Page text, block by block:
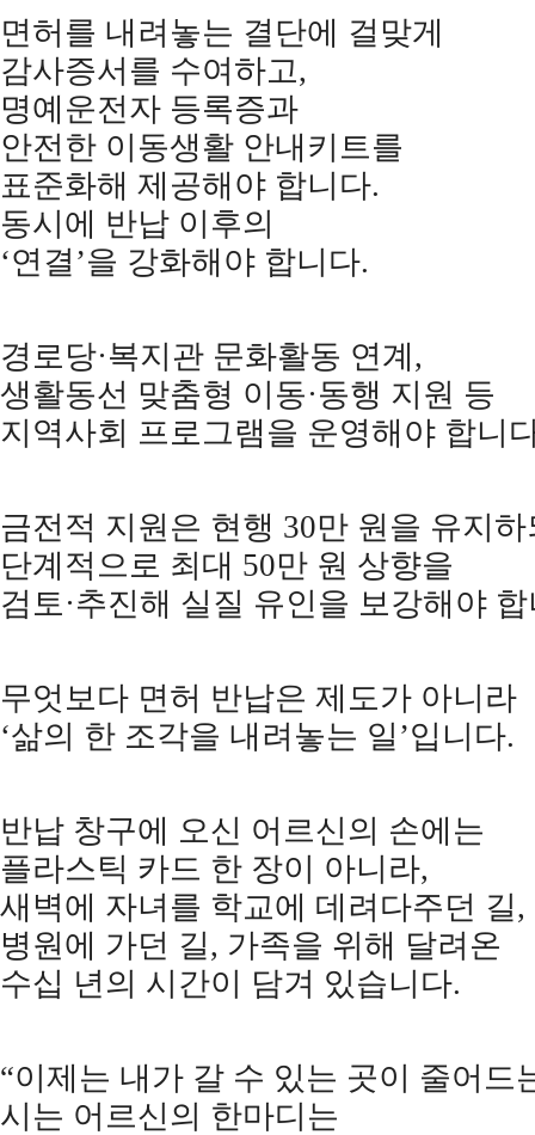
면허를 내려놓는 결단에 걸맞게
감사증서를 수여하고,
명예운전자 등록증과
안전한 이동생활 안내키트를
표준화해 제공해야 합니다.
동시에 반납 이후의
‘연결 ’을 강화해야 합니다.
경로당·복지관 문화활동 연계 ,
생활동선 맞춤형 이동·동행 지원 등
지역사회 프로그램을 운영해야 합니
금전적 지원은 현행 30만 원을 유지하
단계적으로 최대 50만 원 상향을
검토·추진해 실질 유인을 보강해야
무엇보다 면허 반납은 제도가 아니라
‘삶의 한 조각을 내려놓는 일 ’입니다.
반납 창구에 오신 어르신의 손에는
플라스틱 카드 한 장이 아니라,
새벽에 자녀를 학교에 데려다주던 길,
병원에 가던 길, 가족을 위해 달려온
수십 년의 시간이 담겨 있습니다.
“이제는 내가 갈 수 있는 곳이 줄어드
시는 어르신의 한마디는